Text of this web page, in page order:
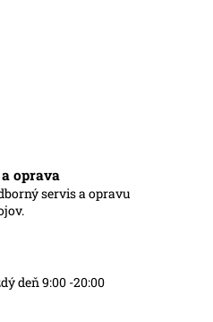
oprava
servis a opravu
deň 9:00 -20:00